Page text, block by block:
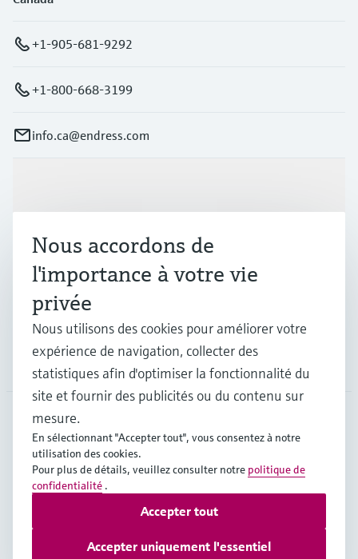
+1-905-681-9292
+1-800-668-3199
info.ca@endress.com
Industries
Support
Société
CAN•Français
Copyright © Endress+Hauser Group Services AG
Conditions d'utilisation
Politique de protection des données
Nous accordons de
l'importance à votre vie
privée
Nous utilisons des cookies pour améliorer votre
expérience de navigation, collecter des
statistiques afin d'optimiser la fonctionnalité du
site et fournir des publicités ou du contenu sur
mesure.
En sélectionnant "Accepter tout", vous consentez à notre
utilisation des cookies.
Pour plus de détails, veuillez consulter notre politique de
confidentialité .
Accepter uniquement l'essentiel
Accepter tout